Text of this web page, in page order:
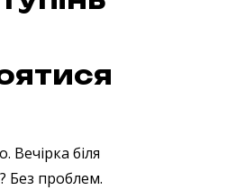
Вечірка біля
Без проблем.